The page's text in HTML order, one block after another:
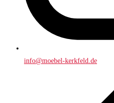
info@moebel-kerkfeld.de